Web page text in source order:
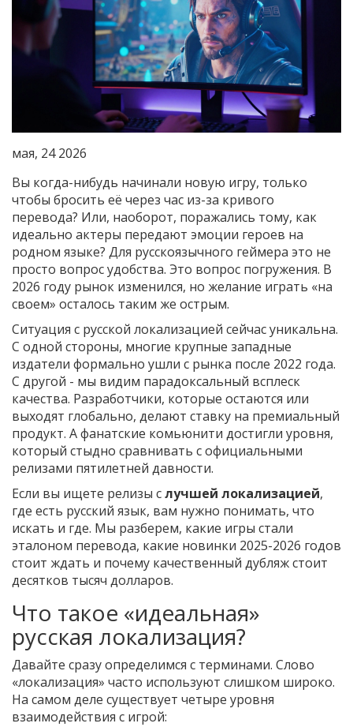
мая, 24 2026
Вы когда-нибудь начинали новую игру, только
чтобы бросить её через час из-за кривого
перевода? Или, наоборот, поражались тому, как
идеально актеры передают эмоции героев на
родном языке? Для русскоязычного геймера это не
просто вопрос удобства. Это вопрос погружения. В
2026 году рынок изменился, но желание играть «на
своем» осталось таким же острым.
Ситуация с русской локализацией сейчас уникальна.
С одной стороны, многие крупные западные
издатели формально ушли с рынка после 2022 года.
С другой - мы видим парадоксальный всплеск
качества. Разработчики, которые остаются или
выходят глобально, делают ставку на премиальный
продукт. А фанатские комьюнити достигли уровня,
который стыдно сравнивать с официальными
релизами пятилетней давности.
Если вы ищете релизы случшей локализацией,
где есть русский язык, вам нужно понимать, что
искать и где. Мы разберем, какие игры стали
эталоном перевода, какие новинки 2025-2026 годов
стоит ждать и почему качественный дубляж стоит
десятков тысяч долларов.
Что такое «идеальная»
русская локализация?
Давайте сразу определимся с терминами. Слово
«локализация» часто используют слишком широко.
На самом деле существует четыре уровня
взаимодействия с игрой: